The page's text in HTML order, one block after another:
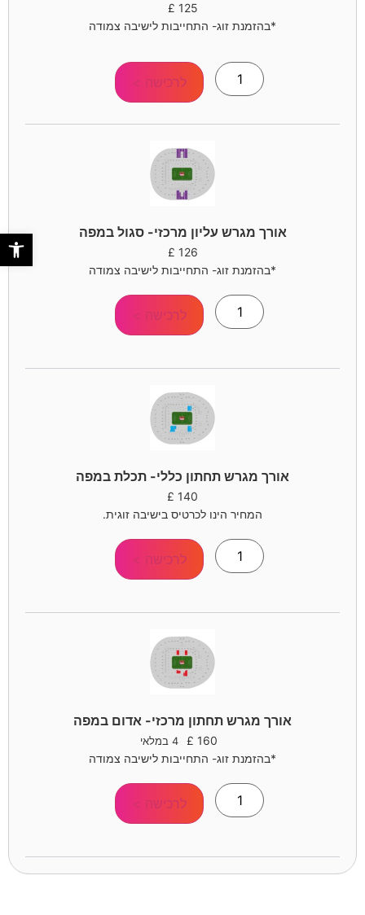
125
£
*בהזמנת זוג- התחייבות לישיבה צמודה
לרכישה >
אורך מגרש עליון מרכזי- סגול במפה
126
£
*בהזמנת זוג- התחייבות לישיבה צמודה
לרכישה >
אורך מגרש תחתון כללי- תכלת במפה
140
£
המחיר הינו לכרטיס בישיבה זוגית.
לרכישה >
אורך מגרש תחתון מרכזי- אדום במפה
160
£ 4 במלאי
*בהזמנת זוג- התחייבות לישיבה צמודה
לרכישה >
פתח